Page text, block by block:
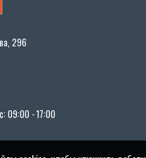
296
09:00 - 17:00